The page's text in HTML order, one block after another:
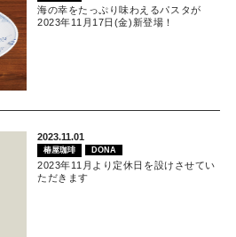
海の幸をたっぷり味わえるパスタが
2023年11月17日(金)新登場！
2023.11.01
椿屋珈琲 DONA
2023年11月より定休日を設けさせてい
ただきます